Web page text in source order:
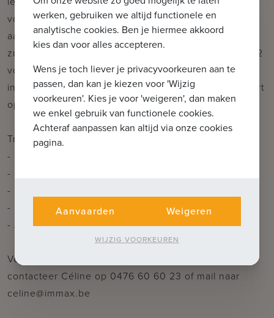
voorzien van alle nodige installaties - berging
aanpalend aan de open keuken met wasplaats -
zuidgericht terras van 19,79m² - nachthal met toilet - 2
volwaardige slaapkamers - badkamer met
inloopdouche en dubbele lavabo - staanplaats/carport
op de private bovengrondse parking.
Troeven:
- Centrale, maar rustige ligging in hartje Oostkamp
- Kleinschalige en hoogwaardige residentie
- Lichtrijke appartementen met zonnige terrassen
- Private bovengrondse parking
- Aankoop onder 6% btw mogelijk
Voor verdere informatie of vrijblijvend bezoek
contacteer Céline op 0476 60 60 23 of mail naar
celine@immax.be
werken, gebruiken we altijd functionele en
analytische cookies. Ben je hiermee akkoord
kies dan voor alles accepteren.
Wens je toch liever je privacyvoorkeuren aan te
passen, dan kan je kiezen voor 'Wijzig
voorkeuren'. Kies je voor 'weigeren', dan maken
we enkel gebruik van functionele cookies.
Achteraf aanpassen kan altijd via onze cookies
pagina.
Aanvaarden Weigeren
WIJZIG VOORKEUREN